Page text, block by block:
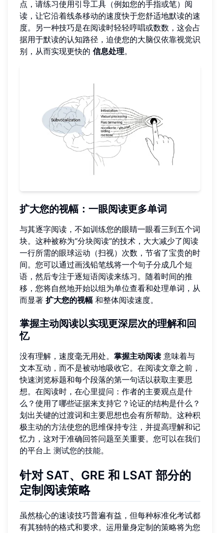
点，请练习使用引导工具（例如您的手指或笔）阅
读，让它沿着线条移动的速度快于您舒适地默读的速
度。另一种技巧是在阅读时轻轻哼唱或数数，这会占
据用于默读的认知路径，迫使您的大脑仅依靠视觉识
别，从而实现更快的 信息处理。
扩大您的视幅：一眼阅读更多单词
与其逐字阅读，不如训练您的眼睛一眼看三到五个词
块。这种被称为“分块阅读”的技术，大大减少了阅读
一行所需的眼球运动（扫视）次数，节省了宝贵的时
间。您可以通过画浅铅笔线将一个句子分成几个短
语，然后专注于逐短语阅读来练习。随着时间的推
移，您将自然地开始以组为单位查看和处理单词，从
而显著 扩大您的视幅 和整体阅读速度。
掌握主动阅读以实现更深层次的理解和回
忆
没有理解，速度毫无用处。 掌握主动阅读 意味着与
文本互动，而不是被动地吸收它。在阅读文章之前，
快速浏览标题和每个段落的第一句话以获取主要思
想。在阅读时，在心里提问：作者的主要观点是什
么？使用了哪些证据来支持它？论证的结构是什么？
划出关键的过渡词和主要思想也会有所帮助。这种积
极主动的方法使您的思维保持专注，并提高理解和记
忆力，这对于准确回答问题至关重要。您可以在我们
的平台上 测试您的技能。
针对 SAT、GRE 和 LSAT 部分的
定制阅读策略
虽然核心的速读技巧普遍有益，但每种标准化考试都
有其独特的格式和要求。运用量身定制的策略将为您